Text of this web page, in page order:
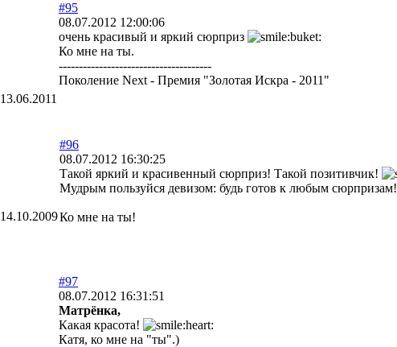
13.06.2011
#95
08.07.2012 12:00:06
очень красивый и яркий сюрприз
Ко мне на ты.
--------------------------------------
Поколение Next - Премия "Золотая Искра - 2011"
14.10.2009
#96
08.07.2012 16:30:25
Такой яркий и красивенный сюрприз! Такой позитивчик!
Мудрым пользуйся девизом: будь готов к любым сюрпризам!
Ко мне на ты!
#97
08.07.2012 16:31:51
Матрёнка,
Какая красота!
Катя, ко мне на "ты".)